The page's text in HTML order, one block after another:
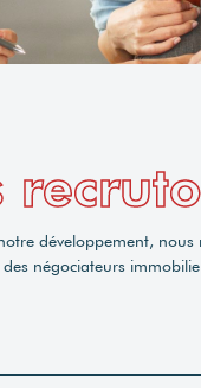
développement, nous
négociateurs